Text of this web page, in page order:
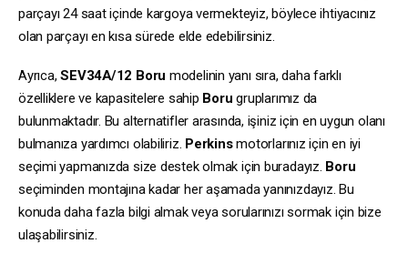
parçayı 24 saat içinde kargoya vermekteyiz, böylece ihtiyacınız
olan parçayı en kısa sürede elde edebilirsiniz.
Ayrıca,SEV34A/12 Boru modelinin yanı sıra, daha farklı
özelliklere ve kapasitelere sahip Boru gruplarımız da
bulunmaktadır. Bu alternatifler arasında, işiniz için en uygun olanı
bulmanıza yardımcı olabiliriz. Perkinsmotorlarınız için en iyi
seçimi yapmanızda size destek olmak için buradayız. Boru
seçiminden montajına kadar her aşamada yanınızdayız. Bu
konuda daha fazla bilgi almak veya sorularınızı sormak için bize
ulaşabilirsiniz.